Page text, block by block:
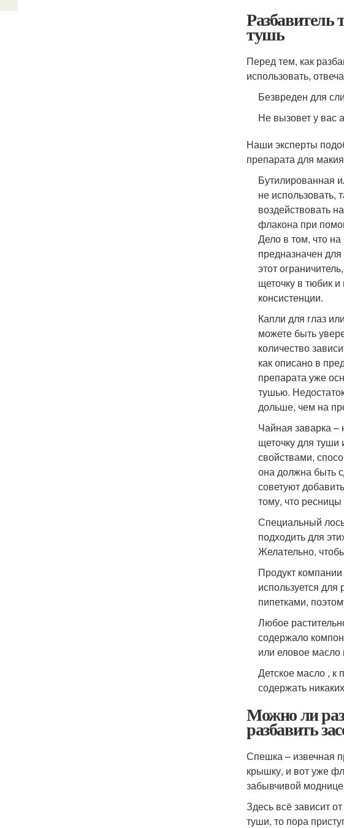
Разбавитель
тушь
Перед тем, как
использовать,
Безвреден для
Не вызовет у вас
Наши эксперты
препарата для
Бутилированная
не использовать,
воздействовать
флакона при
Дело в том, что
предназначен
этот
щеточку в тюбик
консистенции.
Капли для глаз
можете быть
количество
как описано в
препарата уже
тушью.
дольше, чем на
Чайная заварка –
щеточку для туши
свойствами,
она должна быть
советуют
тому, что ресницы
Специальный
подходить для
Желательно,
Продукт
используется
пипетками,
Любое
содержало
или еловое масло
Детское масло ,
содержать
Можно ли
разбавить
Спешка – извечная
крышку, и вот уже
забывчивой
Здесь всё зависит
туши, то пора